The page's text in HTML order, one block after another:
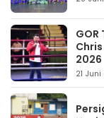
2026
21